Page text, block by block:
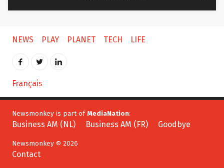
NEWS PLAY PLANET TECH LIFE
Français
Newsmonkey is part of MediaNation
Business AM (NL) Business AM (FR) Goodbye
Newsmonkey © 2026
Contact